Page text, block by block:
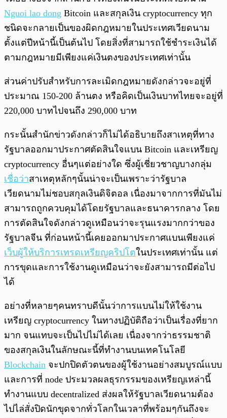
Nguoi lao dong Bitcoin และสกุลเงิน cryptocurrency ทุก
ชนิดจะกลายเป็นของผิดกฎหมายในประเทศเวียดนาม
ตั้งแต่ปีหน้านี้เป็นต้นไป โดยสิ่งที่สามารถใช้ชำระเงินได้
ตามกฎหมายมีเพียงแค่เงินตงของประเทศเท่านั้น
ส่วนค่าปรับสำหรับการละเมิดกฎหมายดังกล่าวจะอยู่ที่
ประมาณ 150-200 ล้านตง หรือคิดเป็นเงินบาทไทยจะอยู่ที่
220,000 บาทไปจนถึง 290,000 บาท
กระนั้นสำนักข่าวดังกล่าวก็ไม่ได้อธิบายถึงสาเหตุที่ทาง
รัฐบาลออกมาประกาศตัดสินใจแบน Bitcoin และเหรียญ
cryptocurrency อื่นๆแต่อย่างใด ซึ่งผู้เชี่ยวชาญบางกลุ่ม
เชื่อว่าสาเหตุหลักๆนั้นน่าจะเป็นเพราะว่ารัฐบาล
เวียดนามไม่ชอบสกุลเงินดิจิตอล เนื่องมาจากการที่มันไม่
สามารถถูกควบคุมได้โดยรัฐบาลและธนาคารกลาง โดย
การตัดสินใจดังกล่าวดูเหมือนว่าจะรุนแรงมากกว่าของ
รัฐบาลจีน ที่ก่อนหน้านี้เคยออกมาประกาศแบนเพียงแค่
เว็บผู้ให้บริการเทรดเหรียญคริปโตในประเทศเท่านั้น แต่
การขุดและการใช้งานดูเหมือนว่าจะยังสามารถมีต่อไป
ได้
อย่างที่หลายๆคนทราบดีนั้นว่าการแบนไม่ให้ใช้งาน
เหรียญ cryptocurrency ในทางปฏิบัติถือว่าเป็นเรื่องที่ยาก
มาก จนแทบจะเป็นไปไม่ได้เลย เนื่องจากว่าธรรมชาติ
ของสกุลเงินในลักษณะนี้ที่ทำงานบนเทคโนโลยี
Blockchain จะปกปิดตัวตนของผู้ใช้งานอย่างสมบูรณ์แบบ
และการที่ node ประมวลผลธุรกรรมของเหรียญเหล่านี้
ทำงานแบบ decentralized ส่งผลให้รัฐบาลเวียดนามต้อง
ไปไล่สั่งปิดนักขุดจากทั่วโลกในเวลาที่พร้อมๆกันถึงจะ